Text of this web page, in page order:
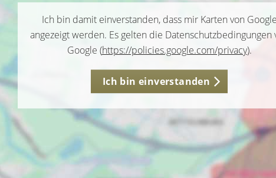
Ich bin damit einverstanden, dass mir Karten von Google
angezeigt werden. Es gelten die Datenschutzbedingungen
Google (https://policies.google.com/privacy).
Ich bin einverstanden